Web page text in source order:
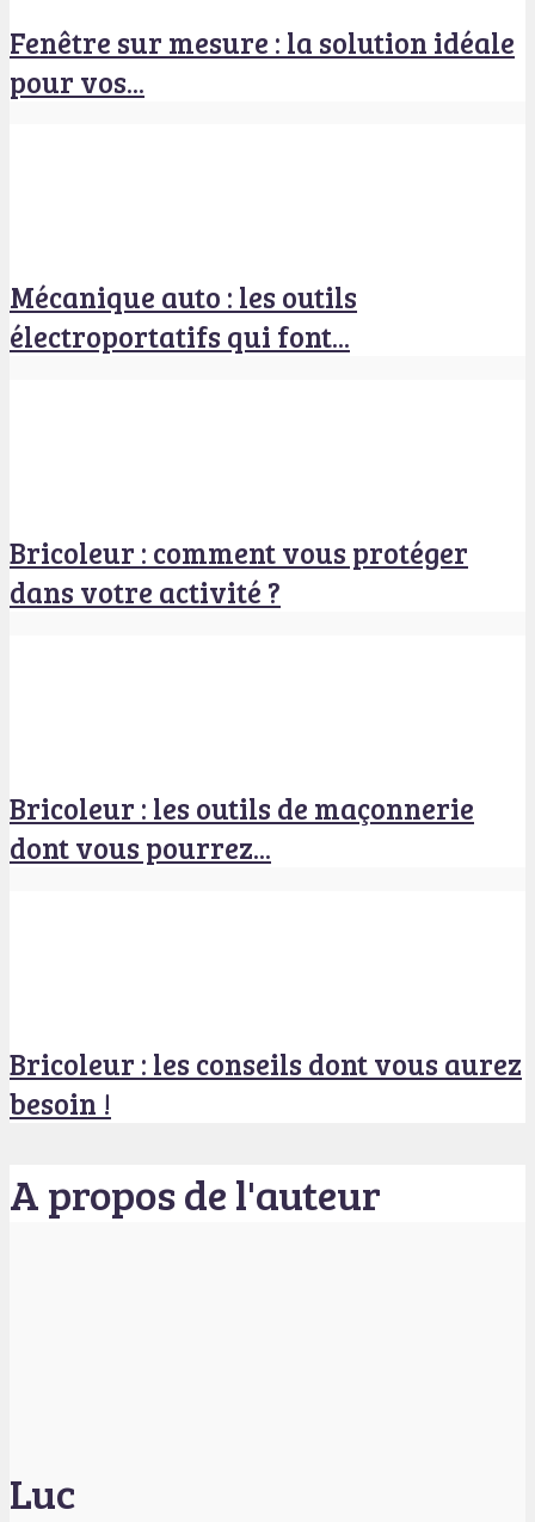
Fenêtre sur mesure : la solution idéale
pour vos...
Mécanique auto : les outils
électroportatifs qui font...
Bricoleur : comment vous protéger
dans votre activité ?
Bricoleur : les outils de maçonnerie
dont vous pourrez...
Bricoleur : les conseils dont vous aurez
besoin !
A propos de l'auteur
Luc